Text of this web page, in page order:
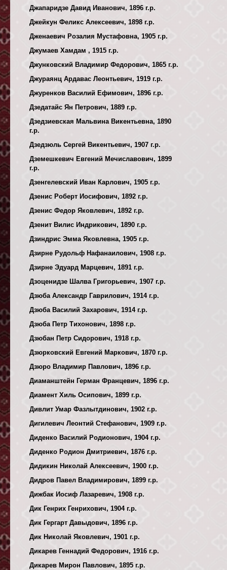
Джапаридзе Давид Иванович, 1896 г.р.
Джейкун Феликс Алексеевич, 1898 г.р.
Дженаевич Розалия Мустафовна, 1905 г.р.
Джумаев Хамдам , 1915 г.р.
Джунковский Владимир Федорович, 1865 г.р.
Джураянц Ардавас Леонтьевич, 1919 г.р.
Джуренков Василий Ефимович, 1896 г.р.
Дзедатайс Ян Петрович, 1889 г.р.
Дзедзиевская Мальвина Викентьевна, 1890
г.р.
Дзедзюль Сергей Викентьевич, 1907 г.р.
Дземешкевич Евгений Мечиславович, 1899
г.р.
Дзенгелевский Иван Карлович, 1905 г.р.
Дзенис Роберт Иосифович, 1892 г.р.
Дзенис Федор Яковлевич, 1892 г.р.
Дзенит Вилис Индрикович, 1890 г.р.
Дзиндрис Эмма Яковлевна, 1905 г.р.
Дзирне Рудольф Нафанаилович, 1908 г.р.
Дзирне Эдуард Марцевич, 1891 г.р.
Дзоценидзе Шалва Григорьевич, 1907 г.р.
Дзюба Александр Гаврилович, 1914 г.р.
Дзюба Василий Захарович, 1914 г.р.
Дзюба Петр Тихонович, 1898 г.р.
Дзюбан Петр Сидорович, 1918 г.р.
Дзюрковский Евгений Маркович, 1870 г.р.
Дзюро Владимир Павлович, 1896 г.р.
Диаманштейн Герман Францевич, 1896 г.р.
Диамент Хиль Осипович, 1899 г.р.
Дивлит Умар Фазлытдинович, 1902 г.р.
Дигилевич Леонтий Стефанович, 1909 г.р.
Диденко Василий Родионович, 1904 г.р.
Диденко Родион Дмитриевич, 1876 г.р.
Дидикин Николай Алексеевич, 1900 г.р.
Дидров Павел Владимирович, 1899 г.р.
Дижбак Иосиф Лазаревич, 1908 г.р.
Дик Генрих Генрихович, 1904 г.р.
Дик Гергарт Давыдович, 1896 г.р.
Дик Николай Яковлевич, 1901 г.р.
Дикарев Геннадий Федорович, 1916 г.р.
Дикарев Мирон Павлович, 1895 г.р.